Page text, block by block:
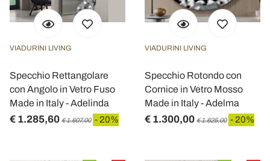
VIADURINI LIVING
Specchio Rettangolare
con Angolo in Vetro Fuso
Made in Italy - Adelinda
€ 1.285,60 € 1.607,00 - 20%
VIADURINI LIVING
Specchio Rotondo con
Cornice in Vetro Mosso
Made in Italy - Adelma
€ 1.300,00 € 1.625,00 - 20%